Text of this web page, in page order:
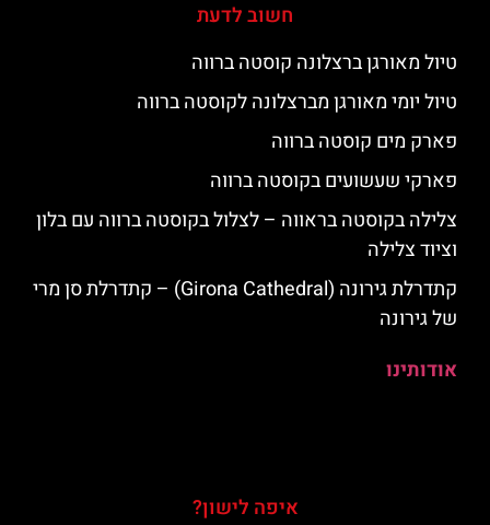
חשוב לדעת
טיול מאורגן ברצלונה קוסטה ברווה
טיול יומי מאורגן מברצלונה לקוסטה ברווה
פארק מים קוסטה ברווה
פארקי שעשועים בקוסטה ברווה
צלילה בקוסטה בראווה – לצלול בקוסטה ברווה עם בלון
וציוד צלילה
קתדרלת גירונה (Girona Cathedral) – קתדרלת סן מרי
של גירונה
אודותינו
איפה לישון?